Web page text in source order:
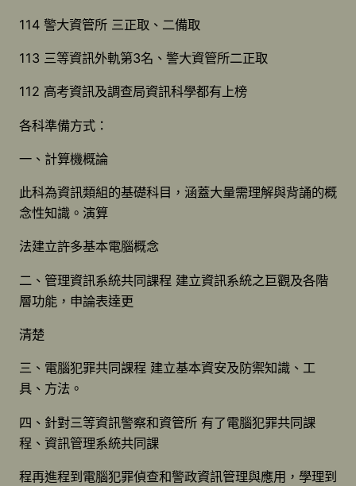
114 警大資管所 三正取、二備取
113 三等資訊外軌第3名、警大資管所二正取
112 高考資訊及調查局資訊科學都有上榜
各科準備方式：
一、計算機概論
此科為資訊類組的基礎科目，涵蓋大量需理解與背誦的概
念性知識。演算
法建立許多基本電腦概念
二、管理資訊系統共同課程 建立資訊系統之巨觀及各階
層功能，申論表達更
清楚
三、電腦犯罪共同課程 建立基本資安及防禦知識、工
具、方法。
四、針對三等資訊警察和資管所 有了電腦犯罪共同課
程、資訊管理系統共同課
程再進程到電腦犯罪偵查和警政資訊管理與應用，學理到